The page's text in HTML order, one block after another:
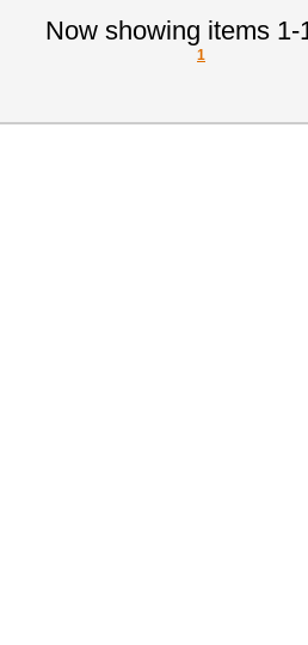
Now showing items 1-
1